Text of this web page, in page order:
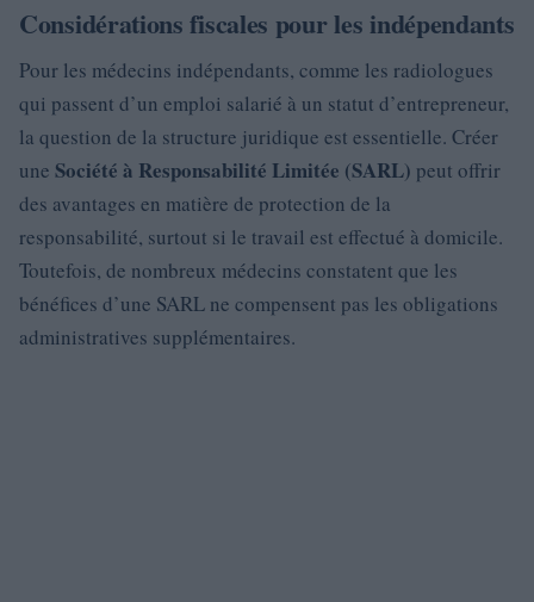
Considérations fiscales pour les indépendants
Pour les médecins indépendants, comme les radiologues
qui passent d’un emploi salarié à un statut d’entrepreneur,
la question de la structure juridique est essentielle. Créer
une Société à Responsabilité Limitée (SARL) peut offrir
des avantages en matière de protection de la
responsabilité, surtout si le travail est effectué à domicile.
Toutefois, de nombreux médecins constatent que les
bénéfices d’une SARL ne compensent pas les obligations
administratives supplémentaires.